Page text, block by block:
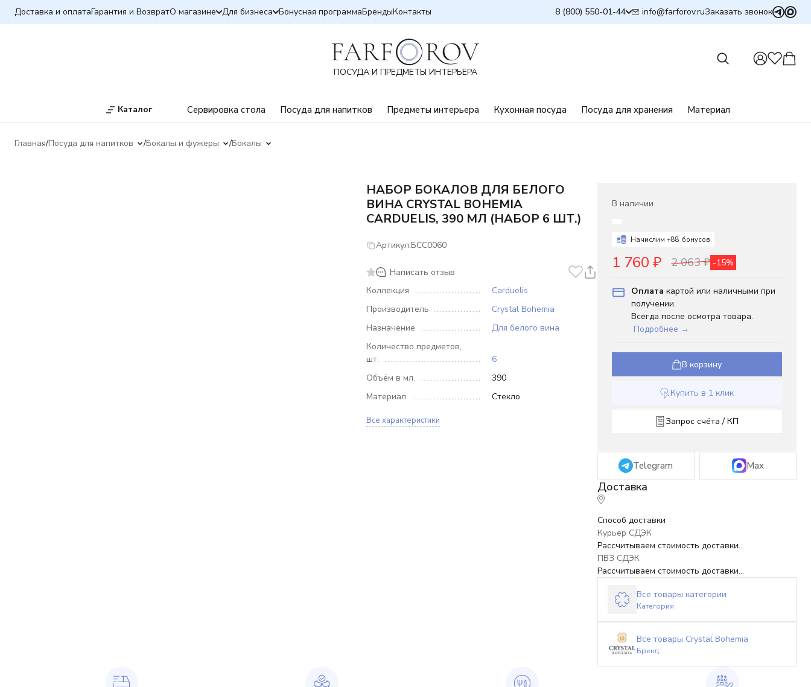
Доставка и оплатаГарантия и ВозвратО магазине Для бизнеса Бонусная программаБрендыКонтакты 8 (800) 550-01-44 info@farforov.ruЗаказать звонок
ПОСУДА И ПРЕДМЕТЫ ИНТЕРЬЕРА
Каталог Сервировка стола Посуда для напитков Предметы интерьера Кухонная посуда Посуда для хранения Материал
Главная Посуда для напитков Бокалы и фужеры Бокалы
НАБОР БОКАЛОВ ДЛЯ БЕЛОГО
ВИНА CRYSTAL BOHEMIA
CARDUELIS, 390 МЛ (НАБОР 6 ШТ.)
Артикул:БСС0060
Написать отзыв
Коллекция
Carduelis
Производитель
Crystal Bohemia
Назначение
Для белого вина
Количество предметов,
шт.
6
Объём в мл.
390
Материал
Стекло
Все характеристики
В наличии
Начислим +88 бонусов
1 760 ₽ 2 063₽ -15%
Оплата картой или наличными при
получении.
Всегда после осмотра товара.
Подробнее →
В корзину
Купить в 1 клик
Запрос счёта / КП
Telegram Max
Способ доставки
Курьер СДЭК
Рассчитываем стоимость доставки...
ПВЗ СДЭК
Рассчитываем стоимость доставки...
Все товары категории
Категория
Все товары Crystal Bohemia
Бренд